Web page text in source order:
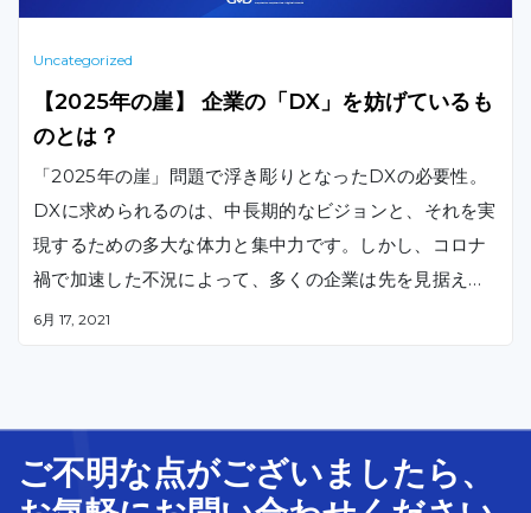
Uncategorized
【2025年の崖】 企業の「DX」を妨げているも
のとは？
「2025年の崖」問題で浮き彫りとなったDXの必要性。
DXに求められるのは、中長期的なビジョンと、それを実
現するための多大な体力と集中力です。しかし、コロナ
禍で加速した不況によって、多くの企業は先を見据えた
イノベーションに取り組むことが、さらに困難になった
6月 17, 2021
ご不明な点がございましたら、